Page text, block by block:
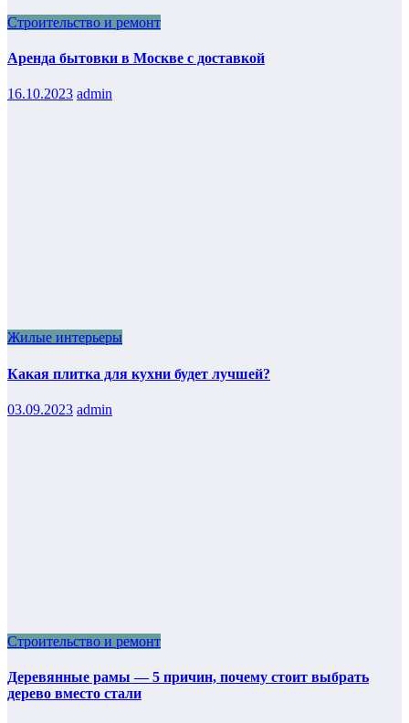
Строительство и ремонт
Аренда бытовки в Москве с доставкой
16.10.2023 admin
Жилые интерьеры
Какая плитка для кухни будет лучшей?
03.09.2023 admin
Строительство и ремонт
Деревянные рамы — 5 причин, почему стоит выбрать
дерево вместо стали